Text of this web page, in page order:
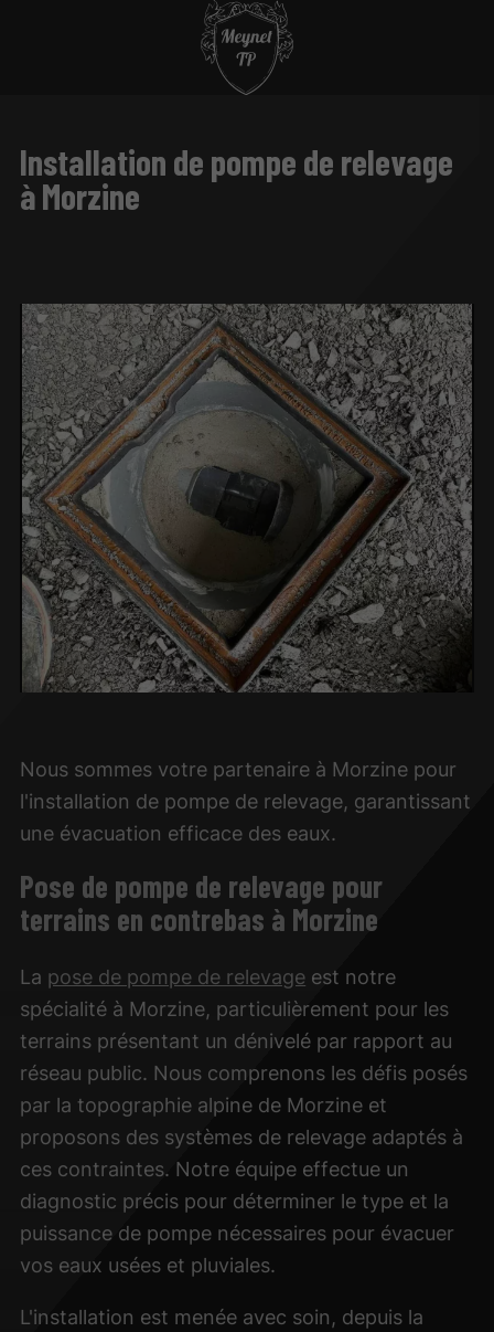
Installation de pompe de relevage
à Morzine
Nous sommes votre partenaire à Morzine pour
l'installation de pompe de relevage, garantissant
une évacuation efficace des eaux.
Pose de pompe de relevage pour
terrains en contrebas à Morzine
La pose de pompe de relevage est notre
spécialité à Morzine, particulièrement pour les
terrains présentant un dénivelé par rapport au
réseau public. Nous comprenons les défis posés
par la topographie alpine de Morzine et
proposons des systèmes de relevage adaptés à
ces contraintes. Notre équipe effectue un
diagnostic précis pour déterminer le type et la
puissance de pompe nécessaires pour évacuer
vos eaux usées et pluviales.
L'installation est menée avec soin, depuis la